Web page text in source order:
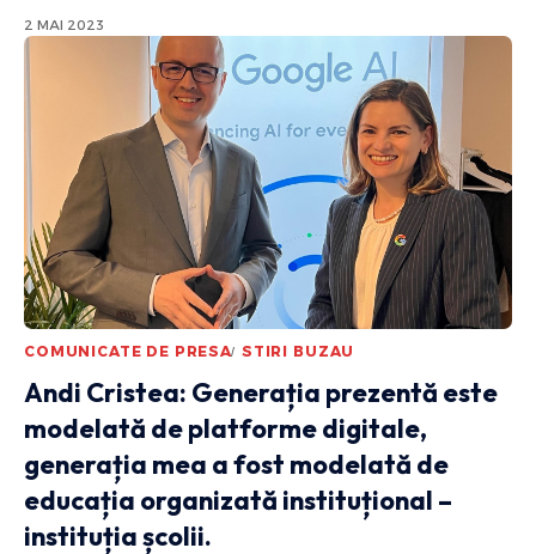
2 MAI 2023
COMUNICATE DE PRESA STIRI BUZAU
Andi Cristea: Generația prezentă este
modelată de platforme digitale,
generația mea a fost modelată de
educația organizată instituțional –
instituția școlii.